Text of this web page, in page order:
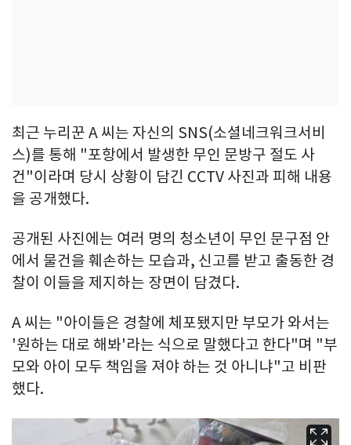
최근 누리꾼 A 씨는 자신의 SNS(소셜네크워크서비
스)를 통해 "포항에서 발생한 무인 문방구 절도 사
건"이라며 당시 상황이 담긴 CCTV 사진과 피해 내용
을 공개했다.
공개된 사진에는 여러 명의 청소년이 무인 문구점 안
에서 물건을 훼손하는 모습과, 신고를 받고 출동한 경
찰이 이들을 제지하는 장면이 담겼다.
A 씨는 "아이들은 경찰에 체포됐지만 부모가 와서는
'원하는 대로 해봐'라는 식으로 말했다고 한다"며 "부
모와 아이 모두 책임을 져야 하는 것 아니냐"고 비판
했다.